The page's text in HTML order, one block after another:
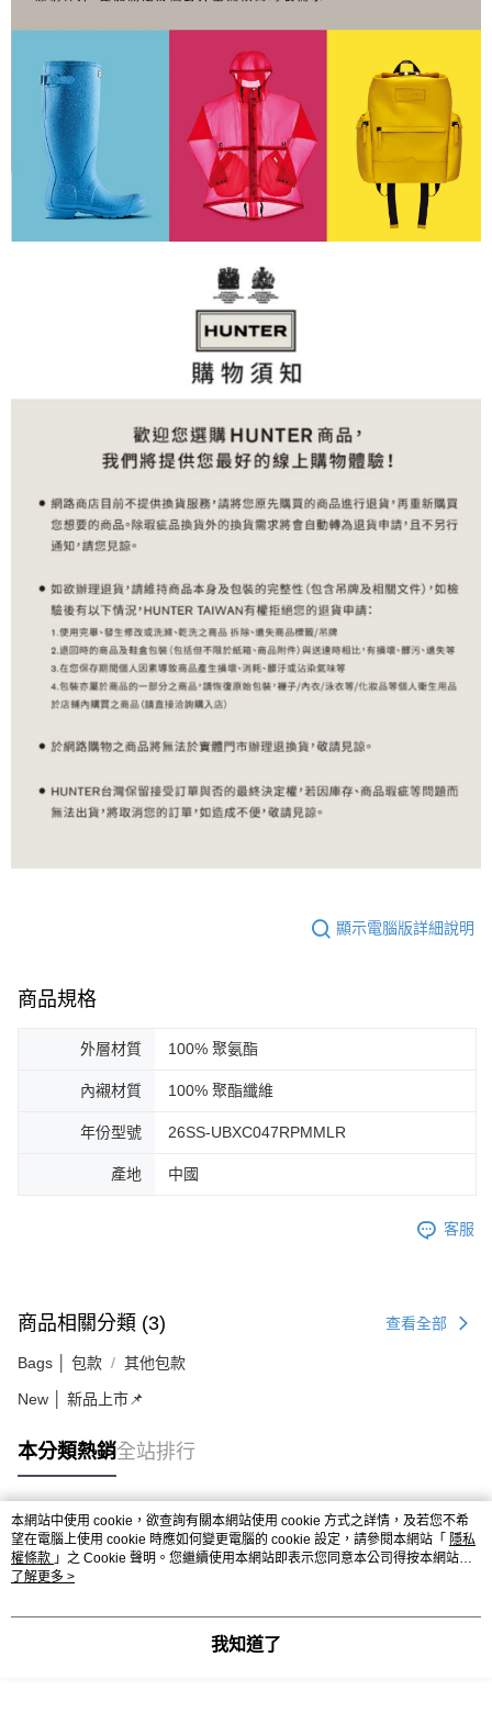
顯示電腦版詳細說明
商品規格
外層材質 100% 聚氨酯
內襯材質 100% 聚酯纖維
年份型號 26SS-UBXC047RPMMLR
產地 中國
客服
商品相關分類 (3) 查看全部
Bags │ 包款 其他包款
New │ 新品上市📌
本分類熱銷全站排行
熱門標籤
本網站中使用 cookie，欲查詢有關本網站使用 cookie 方式之詳情，及若您不希
望在電腦上使用 cookie 時應如何變更電腦的 cookie 設定，請參閱本網站「 隱私
權條款 」之 Cookie 聲明。您繼續使用本網站即表示您同意本公司得按本網站使
用條款之 Cookie 聲明使用 cookie。
了解更多 >
我知道了